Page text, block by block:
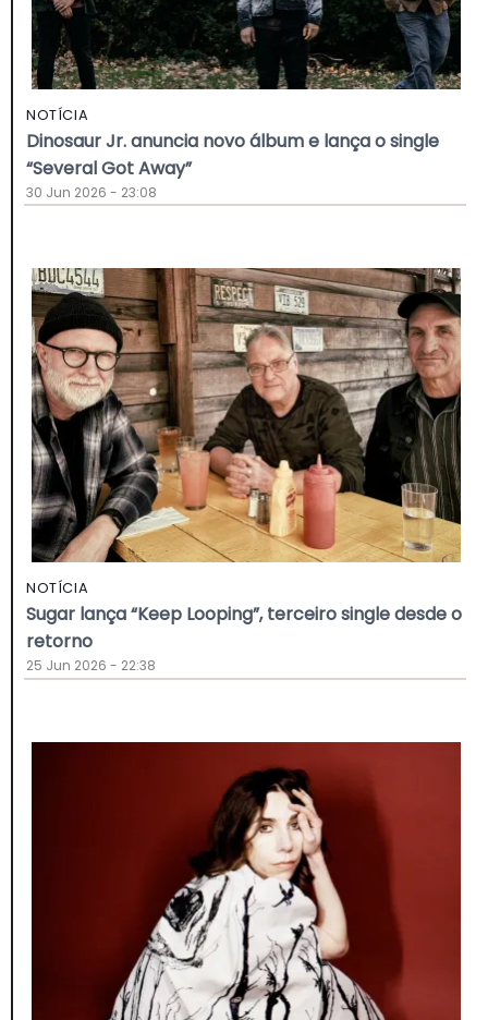
NOTÍCIA
Dinosaur Jr. anuncia novo álbum e lança o single
“Several Got Away”
30 Jun 2026 - 23:08
NOTÍCIA
Sugar lança “Keep Looping”, terceiro single desde o
retorno
25 Jun 2026 - 22:38